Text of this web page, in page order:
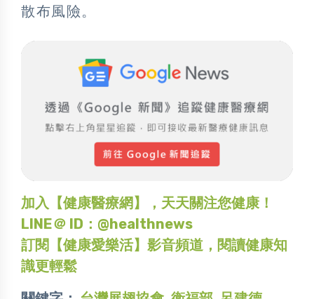
散布風險。
加入【健康醫療網】，天天關注您健康！
LINE＠ ID：@healthnews
訂閱【健康愛樂活】影音頻道，閱讀健康知
識更輕鬆